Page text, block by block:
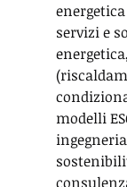
servizi e
modelli